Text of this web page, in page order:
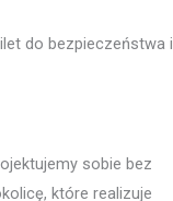
do bezpieczeństwa i
sobie bez
które realizuje